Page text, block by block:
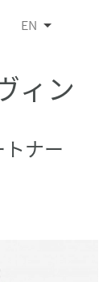
EN
ィン
ナー